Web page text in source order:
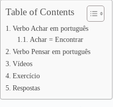
Table of Contents
Verbo Achar em português
Achar = Encontrar
Verbo Pensar em português
Vídeos
Exercício
Respostas